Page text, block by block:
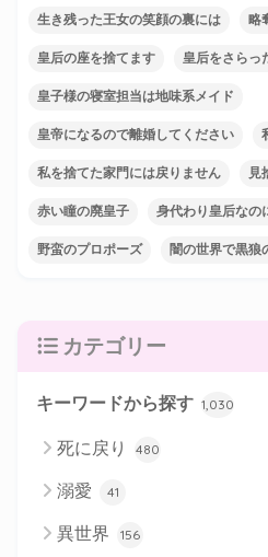
生き残った王女の笑顔の裏には 略
皇后の座を捨てます 皇后をさらっ
皇子様の寝室担当は地味系メイド
皇帝になるので離婚してください
私を捨てた家門には戻りません 見
赤い瞳の廃皇子 身代わり皇后なの
野蛮のプロポーズ 闇の世界で黒狼
カテゴリー
キーワードから探す 1,030
死に戻り 480
溺愛 41
異世界 156